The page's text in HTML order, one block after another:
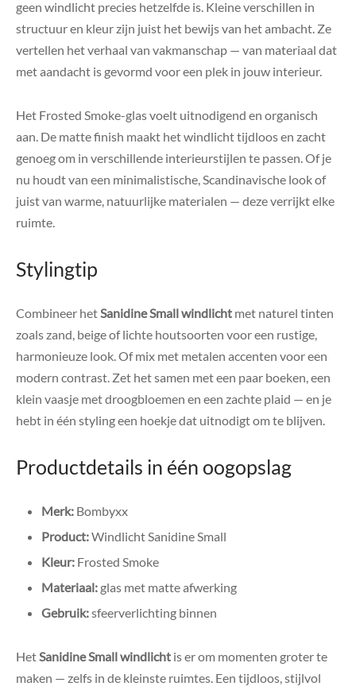
geen windlicht precies hetzelfde is. Kleine verschillen in
structuur en kleur zijn juist het bewijs van het ambacht. Ze
vertellen het verhaal van vakmanschap — van materiaal dat
met aandacht is gevormd voor een plek in jouw interieur.
Het Frosted Smoke-glas voelt uitnodigend en organisch
aan. De matte finish maakt het windlicht tijdloos en zacht
genoeg om in verschillende interieurstijlen te passen. Of je
nu houdt van een minimalistische, Scandinavische look of
juist van warme, natuurlijke materialen — deze verrijkt elke
ruimte.
Stylingtip
Combineer hetSanidine Small windlicht met naturel tinten
zoals zand, beige of lichte houtsoorten voor een rustige,
harmonieuze look. Of mix met metalen accenten voor een
modern contrast. Zet het samen met een paar boeken, een
klein vaasje met droogbloemen en een zachte plaid — en je
hebt in één styling een hoekje dat uitnodigt om te blijven.
Productdetails in één oogopslag
Merk:Bombyxx
Product:Windlicht Sanidine Small
Kleur:Frosted Smoke
Materiaal:glas met matte afwerking
Gebruik:sfeerverlichting binnen
Het Sanidine Small windlicht is er om momenten groter te
maken — zelfs in de kleinste ruimtes. Een tijdloos, stijlvol